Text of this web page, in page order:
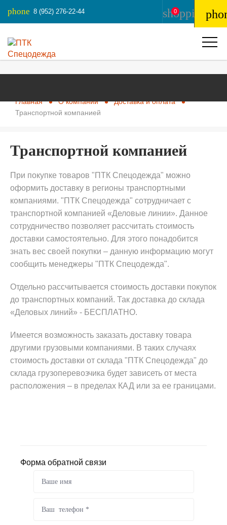
phone 8 (952) 276-22-44 0
Главная О компании
Доставка и оплата
Транспортной компанией
Транспортной компанией
При покупке товаров "ПТК Спецодежда" можно
оформить доставку в регионы транспортными
компаниями. "ПТК Спецодежда" сотрудничает с
транспортной компанией «Деловые линии». Данное
сотрудничество позволяет рассчитать стоимость
доставки самостоятельно. Для этого понадобится
знать вес своей покупки – данную информацию могут
сообщить менеджеры "ПТК Спецодежда".
Отдельно рассчитывается стоимость доставки покупок
до транспортных компаний. Так доставка до склада
«Деловых линий» - БЕСПЛАТНО.
Имеется возможность заказать доставку товара
другими грузовыми компаниями. В таких случаях
стоимость доставки от склада "ПТК Спецодежда" до
склада грузоперевозчика будет зависеть от места
расположения – в пределах КАД или за ее границами.
Форма обратной связи